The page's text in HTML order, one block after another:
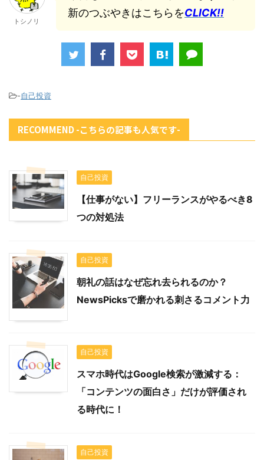
トシノリ
新のつぶやきはこちらをCLICK!!
-自己投資
RECOMMEND -こちらの記事も人気です-
自己投資
【仕事がない】フリーランスがやるべき8
つの対処法
自己投資
朝礼の話はなぜ忘れ去られるのか？
NewsPicksで磨かれる刺さるコメント力
自己投資
スマホ時代はGoogle検索が激減する：
「コンテンツの面白さ」だけが評価され
る時代に！
自己投資